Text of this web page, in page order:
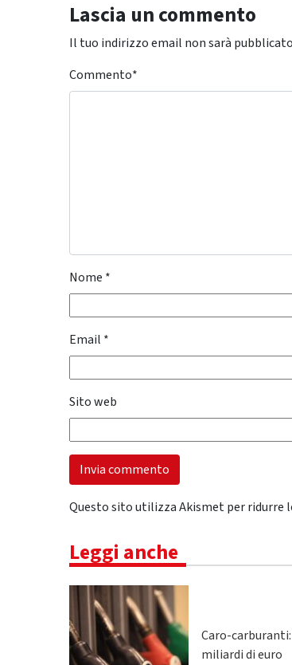
Lascia un commento
Il tuo indirizzo email non sarà
Commento*
Nome *
Email *
Sito web
Questo sito utilizza Akismet per ridurre
Leggi anche
Caro-
miliardi di euro